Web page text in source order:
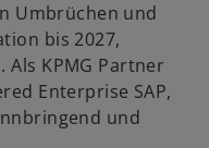
Umbrüchen und
bis 2027,
KPMG Partner
Enterprise SAP,
und